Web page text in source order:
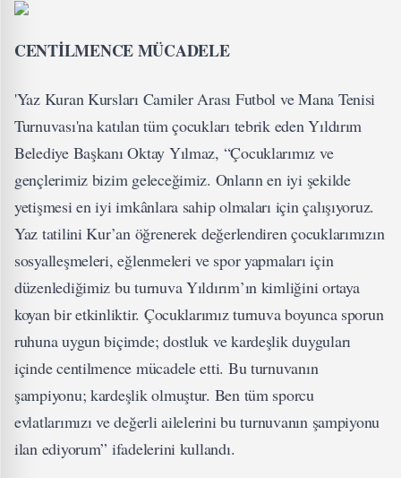
CENTİLMENCE MÜCADELE
'Yaz Kuran Kursları Camiler Arası Futbol ve Mana Tenisi
Turnuvası'na katılan tüm çocukları tebrik eden Yıldırım
Belediye Başkanı Oktay Yılmaz, “Çocuklarımız ve
gençlerimiz bizim geleceğimiz. Onların en iyi şekilde
yetişmesi en iyi imkânlara sahip olmaları için çalışıyoruz.
Yaz tatilini Kur’an öğrenerek değerlendiren çocuklarımızın
sosyalleşmeleri, eğlenmeleri ve spor yapmaları için
düzenlediğimiz bu turnuva Yıldırım’ın kimliğini ortaya
koyan bir etkinliktir. Çocuklarımız turnuva boyunca sporun
ruhuna uygun biçimde; dostluk ve kardeşlik duyguları
içinde centilmence mücadele etti. Bu turnuvanın
şampiyonu; kardeşlik olmuştur. Ben tüm sporcu
evlatlarımızı ve değerli ailelerini bu turnuvanın şampiyonu
ilan ediyorum” ifadelerini kullandı.